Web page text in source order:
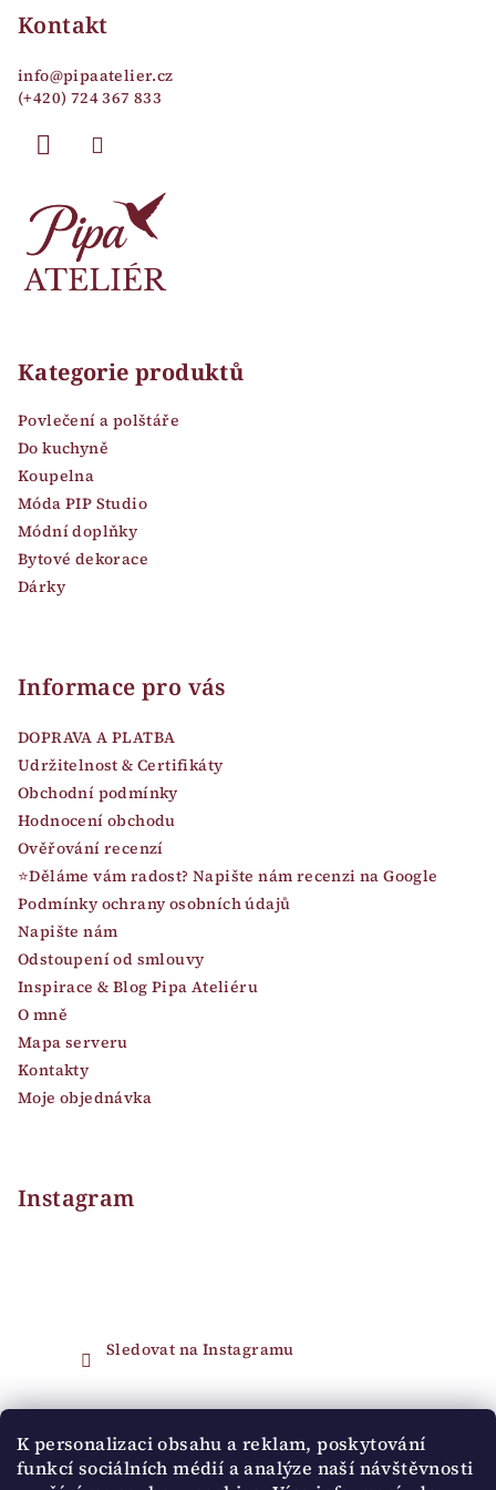
K personalizaci obsahu a reklam, poskytování
funkcí sociálních médií a analýze naší návštěvnosti
Kontakt
info@pipaatelier.cz
(+420) 724 367 833
Kategorie produktů
Povlečení a polštáře
Do kuchyně
Koupelna
Móda PIP Studio
Módní doplňky
Bytové dekorace
Dárky
Informace pro vás
DOPRAVA A PLATBA
Udržitelnost & Certifikáty
Obchodní podmínky
Hodnocení obchodu
Ověřování recenzí
⭐Děláme vám radost? Napište nám recenzi na Google
Podmínky ochrany osobních údajů
Napište nám
Odstoupení od smlouvy
Inspirace & Blog Pipa Ateliéru
O mně
Mapa serveru
Kontakty
Moje objednávka
Instagram
Sledovat na Instagramu
Přijímáme online platby